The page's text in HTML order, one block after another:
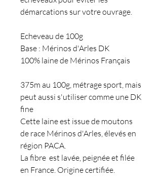
démarcations sur votre ouvrage.
Echeveau de 100g
Base : Mérinos d'Arles DK
100% laine de Mérinos Français
375m au 100g, métrage sport, mais
peut aussi s'utiliser comme une DK
fine
Cette laine est issue de moutons
de race Mérinos d'Arles, élevés en
région PACA.
La fibre est lavée, peignée et filée
en France. Origine certifiée.